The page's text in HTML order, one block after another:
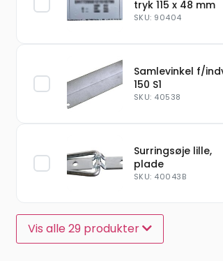
tryk 115 x 48 mm
SKU: 90404
Samlevinkel f/
150 S1
SKU: 40538
Surringsøje lille,
plade
SKU: 40043B
Vis alle 29 produkter